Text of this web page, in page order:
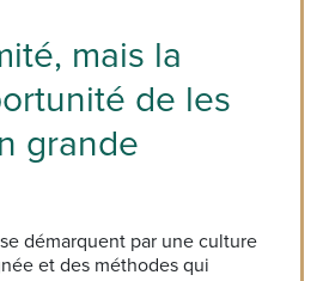
mais la
de les
grande
démarquent par une culture
et des méthodes qui